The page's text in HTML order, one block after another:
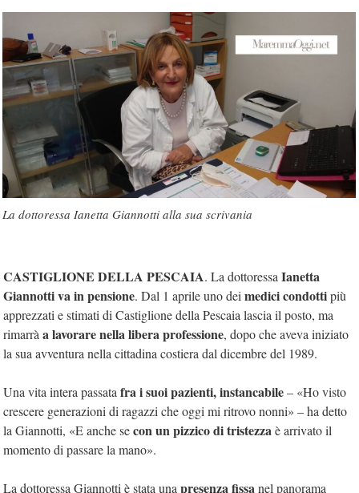
La dottoressa Ianetta Giannotti alla sua scrivania
CASTIGLIONE DELLA PESCAIA. La dottoressa Ianetta
Giannotti va in pensione. Dal 1 aprile uno dei medici condottipiù
apprezzati e stimati di Castiglione della Pescaia lascia il posto, ma
rimarrà a lavorare nella libera professione, dopo che aveva iniziato
la sua avventura nella cittadina costiera dal dicembre del 1989.
Una vita intera passata fra i suoi pazienti, instancabile– «Ho visto
crescere generazioni di ragazzi che oggi mi ritrovo nonni» – ha detto
la Giannotti, «E anche secon un pizzico di tristezzaè arrivato il
momento di passare la mano».
La dottoressa Giannotti è stata una presenza fissanel panorama